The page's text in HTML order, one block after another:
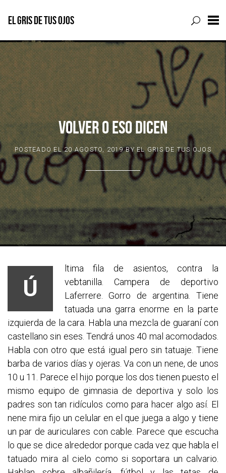
Skip
to
content
EL GRIS DE TUS OJOS
VOLVER O ESO DICEN
POSTEADO EL20 AGOSTO, 2019BY EL GRIS DE TUS OJOS
Ú
ltima fila de asientos, contra la
vebtanilla. Campera de deportivo
Laferrere. Gorro de argentina. Tiene
tatuada una garra enorme en la parte
izquierda de la cara. Habla una mezcla de guaraní con
castellano sin eses. Tendrá unos 40 mal acomodados.
Habla con otro que está igual pero sin tatuaje. Tiene
barba de varios días y ojeras. Va con un nene, de unos
10 u 11. Parece el hijo porque los dos tienen puesto el
mismo equipo de gimnasia de deportiva y solo los
padres son tan ridículos como para hacer algo así. El
nene mira fijo un celular en el que juega a algo y tiene
un par de auriculares con cable. Parece que escucha
lo que se dice alrededor porque cada vez que habla el
tatuado mira al cielo como si soportara un calvario.